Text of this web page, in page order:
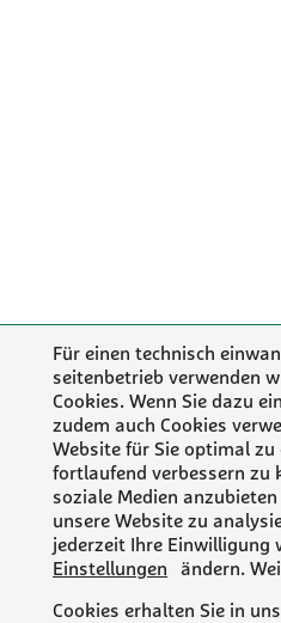
Für einen technisch
seitenbetrieb verwenden
Cookies. Wenn Sie dazu
zudem auch Cookies
Website für Sie optimal zu
fortlaufend verbessern zu
soziale Medien
unsere Website zu
jederzeit Ihre Einwilligung
Einstellungen
ändern.
Cookies erhalten Sie in